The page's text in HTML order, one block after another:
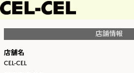
店舗情報
店舗名
CEL-CEL